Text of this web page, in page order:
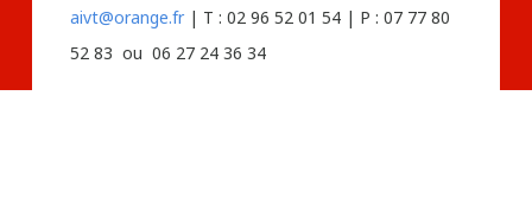
aivt@orange.fr| T : 02 96 52 01 54 | P : 07 77 80
52 83 ou 06 27 24 36 34